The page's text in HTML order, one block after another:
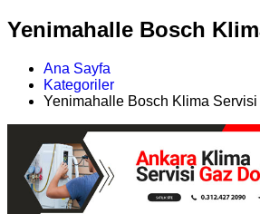
Yenimahalle Bosch
Ana Sayfa
Kategoriler
Yenimahalle Bosch Klima Servisi